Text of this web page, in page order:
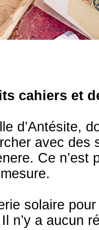
cahiers et
d’Antésite,
avec
Ce
solaire
n’y a aucun